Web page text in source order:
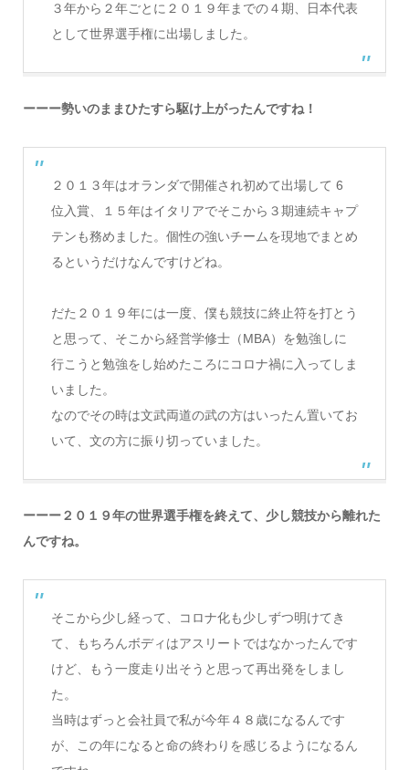
３年から２年ごとに２０１９年までの４期、日本代表
として世界選手権に出場しました。
ーーー勢いのままひたすら駆け上がったんですね！
２０１３年はオランダで開催され初めて出場して 6
位入賞、１５年はイタリアでそこから３期連続キャプ
テンも務めました。個性の強いチームを現地でまとめ
るというだけなんですけどね。
だた２０１９年には一度、僕も競技に終止符を打とう
と思って、そこから経営学修士（MBA）を勉強しに
行こうと勉強をし始めたころにコロナ禍に入ってしま
いました。
なのでその時は文武両道の武の方はいったん置いてお
いて、文の方に振り切っていました。
ーーー２０１９年の世界選手権を終えて、少し競技から離れた
んですね。
そこから少し経って、コロナ化も少しずつ明けてき
て、もちろんボディはアスリートではなかったんです
けど、もう一度走り出そうと思って再出発をしまし
た。
当時はずっと会社員で私が今年４８歳になるんです
が、この年になると命の終わりを感じるようになるん